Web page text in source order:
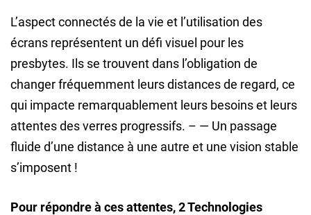
L’aspect connectés de la vie et l’utilisation des
écrans représentent un défi visuel pour les
presbytes. Ils se trouvent dans l’obligation de
changer fréquemment leurs distances de regard, ce
qui impacte remarquablement leurs besoins et leurs
attentes des verres progressifs. – — Un passage
fluide d’une distance à une autre et une vision stable
s’imposent !
Pour répondre à ces attentes, 2 Technologies